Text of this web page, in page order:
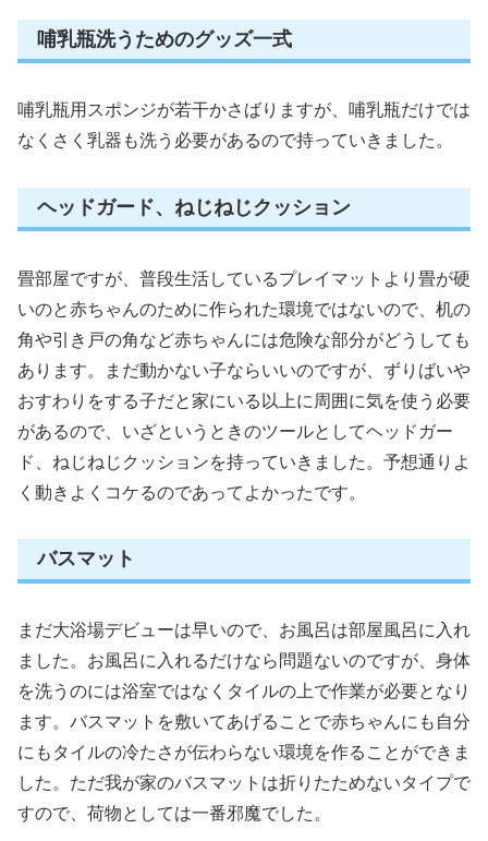
哺乳瓶洗うためのグッズ一式
哺乳瓶用スポンジが若干かさばりますが、哺乳瓶だけでは
なくさく乳器も洗う必要があるので持っていきました。
ヘッドガード、ねじねじクッション
畳部屋ですが、普段生活しているプレイマットより畳が硬
いのと赤ちゃんのために作られた環境ではないので、机の
角や引き戸の角など赤ちゃんには危険な部分がどうしても
あります。まだ動かない子ならいいのですが、ずりばいや
おすわりをする子だと家にいる以上に周囲に気を使う必要
があるので、いざというときのツールとしてヘッドガー
ド、ねじねじクッションを持っていきました。予想通りよ
く動きよくコケるのであってよかったです。
バスマット
まだ大浴場デビューは早いので、お風呂は部屋風呂に入れ
ました。お風呂に入れるだけなら問題ないのですが、身体
を洗うのには浴室ではなくタイルの上で作業が必要となり
ます。バスマットを敷いてあげることで赤ちゃんにも自分
にもタイルの冷たさが伝わらない環境を作ることができま
した。ただ我が家のバスマットは折りたためないタイプで
すので、荷物としては一番邪魔でした。